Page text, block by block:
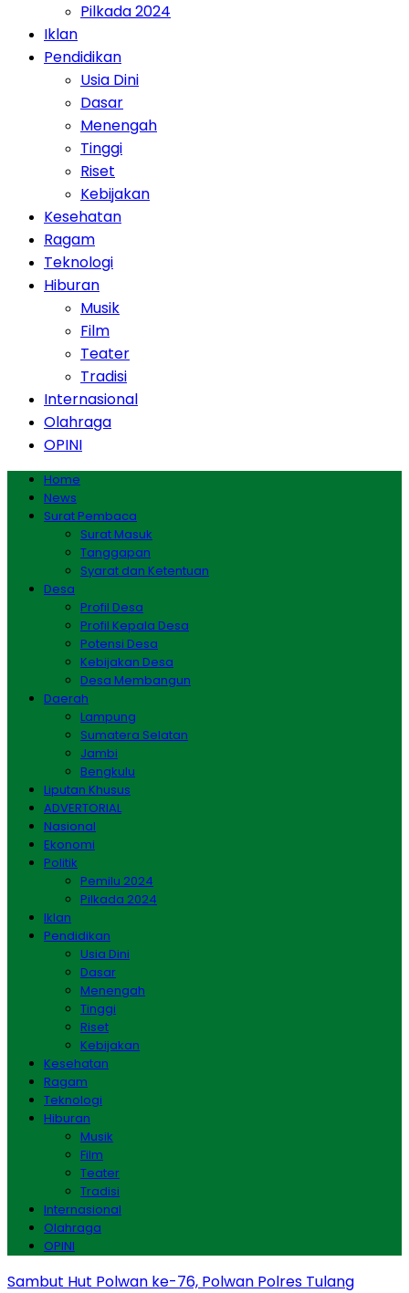
Pilkada 2024
Iklan
Pendidikan
Usia Dini
Dasar
Menengah
Tinggi
Riset
Kebijakan
Kesehatan
Ragam
Teknologi
Hiburan
Musik
Film
Teater
Tradisi
Internasional
Olahraga
OPINI
Home
News
Surat Pembaca
Surat Masuk
Tanggapan
Syarat dan Ketentuan
Desa
Profil Desa
Profil Kepala Desa
Potensi Desa
Kebijakan Desa
Desa Membangun
Daerah
Lampung
Sumatera Selatan
Jambi
Bengkulu
Liputan Khusus
ADVERTORIAL
Nasional
Ekonomi
Politik
Pemilu 2024
Pilkada 2024
Iklan
Pendidikan
Usia Dini
Dasar
Menengah
Tinggi
Riset
Kebijakan
Kesehatan
Ragam
Teknologi
Hiburan
Musik
Film
Teater
Tradisi
Internasional
Olahraga
OPINI
Sambut Hut Polwan ke-76, Polwan Polres Tulang